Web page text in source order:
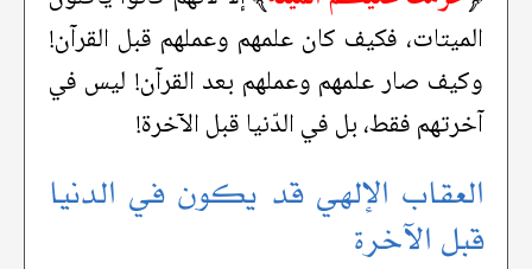
الميتات، فكيف كان علمهم وعملهم قبل القرآن!
وكيف صار علمهم وعملهم بعد القرآن! ليس في
آخرتهم فقط، بل في الدّنيا قبل الآخرة!
العقاب الإلهي قد يكون في الدنيا
قبل الآخرة